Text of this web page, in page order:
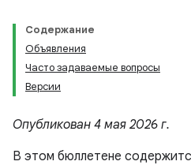
Содержание
Объявления
Часто задаваемые вопросы
Версии
Опубликован 4 мая 2026 г.
В этом бюллетене